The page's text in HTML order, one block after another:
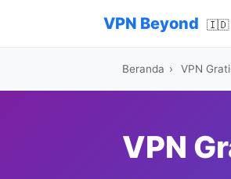
VPN Beyond 🇮🇩
Beranda › VPN
VPN